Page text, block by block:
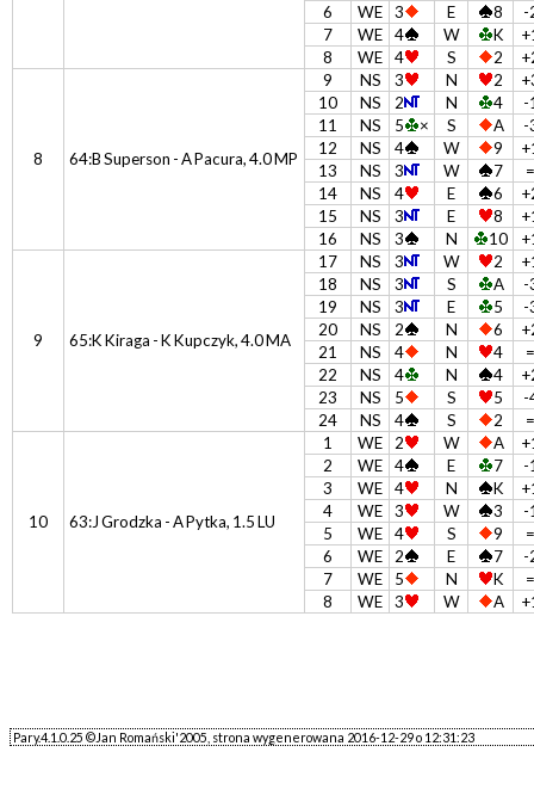
6
WE 3 E 8
-
7
WE 4 W K
8
WE 4 S 2
8 64:B Superson - A Pacura, 4.0 MP
9 NS 3 N 2
10
NS 2 N 4
-
11
NS 5 × S A
-
12
NS 4 W 9
13
NS 3 W 7
=
14
NS 4 E 6
15
NS 3 E 8
16
NS 3 N 10
9 65:K Kiraga - K Kupczyk, 4.0 MA
17 NS 3 W 2
18
NS 3 S A
-
19
NS 3 E 5
-
20
NS 2 N 6
21
NS 4 N 4
=
22
NS 4 N 4
23
NS 5 S 5
-
24
NS 4 S 2 =
10 63:J Grodzka - A Pytka, 1.5 LU
1 WE 2 W A
2
WE 4 E 7
-
3
WE 4 N K
4
WE 3 W 3
-
5
WE 4 S 9
=
6
WE 2 E 7
-
7
WE 5 N K
=
8
WE 3 W A
Pary.4.1.0.25 ©Jan Romański'2005, strona wygenerowana 2016-12-29 o 12:31:23